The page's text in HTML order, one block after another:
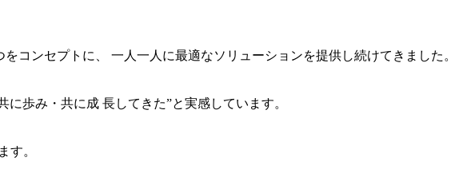
コンセプトに、 一人一人に最適なソリューションを提供し続けてきました。
歩み・共に成 長してきた”と実感しています。
す。